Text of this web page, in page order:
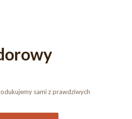
sami z prawdziwych